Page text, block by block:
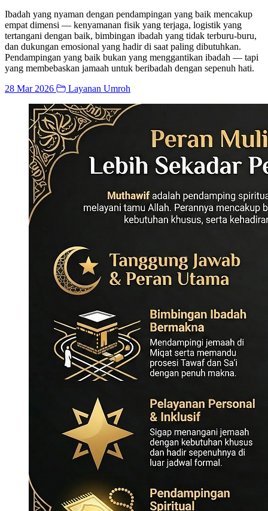
Ibadah yang nyaman dengan pendampingan yang baik mencakup
empat dimensi — kenyamanan fisik yang terjaga, logistik yang
tertangani dengan baik, bimbingan ibadah yang tidak terburu-buru,
dan dukungan emosional yang hadir di saat paling dibutuhkan.
Pendampingan yang baik bukan yang menggantikan ibadah — tapi
yang membebaskan jamaah untuk beribadah dengan sepenuh hati.
28 Mar 2026
Layanan Umroh